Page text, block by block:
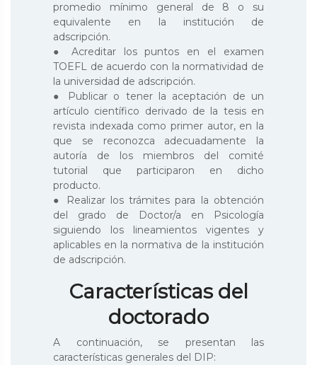
promedio mínimo general de 8 o su
equivalente en la institución de
adscripción.
● Acreditar los puntos en el examen
TOEFL de acuerdo con la normatividad de
la universidad de adscripción.
● Publicar o tener la aceptación de un
artículo científico derivado de la tesis en
revista indexada como primer autor, en la
que se reconozca adecuadamente la
autoría de los miembros del comité
tutorial que participaron en dicho
producto.
● Realizar los trámites para la obtención
del grado de Doctor/a en Psicología
siguiendo los lineamientos vigentes y
aplicables en la normativa de la institución
de adscripción.
Características del
doctorado
A continuación, se presentan las
características generales del DIP: